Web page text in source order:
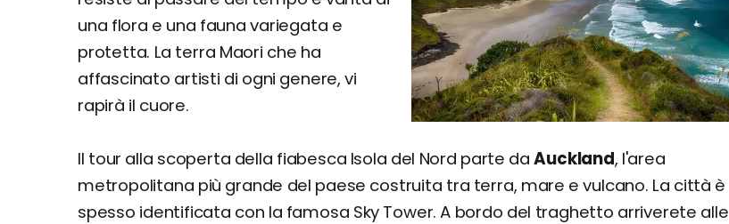
una flora e una fauna variegata e
protetta. La terra Maori che ha
affascinato artisti di ogni genere, vi
rapirà il cuore.
Il tour alla scoperta della fiabesca Isola del Nord parte daAuckland, l'area
metropolitana più grande del paese costruita tra terra, mare e vulcano. La città è
spesso identificata con la famosa Sky Tower. A bordo del traghetto arriverete alle